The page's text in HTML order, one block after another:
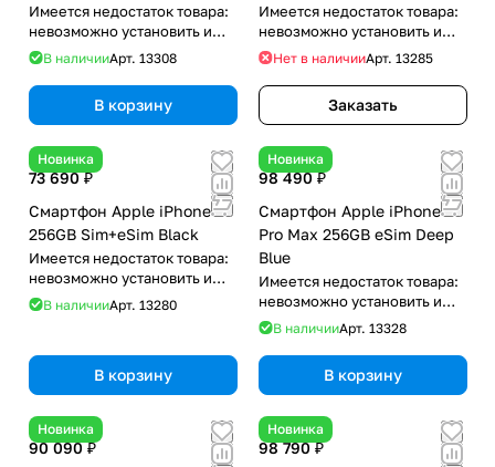
Имеется недостаток товара:
невозможно установить и
использовать RuStore
В наличииАрт. 13308
В корзину
Имеется недостаток товара:
невозможно установить и
использовать RuStore
Нет в наличииАрт. 13285
Заказать
Новинка
73 690 ₽
Смартфон Apple iPhone 17
256GB Sim+eSim Black
Имеется недостаток товара:
невозможно установить и
использовать RuStore
В наличииАрт. 13280
В корзину
Новинка
98 490 ₽
Смартфон Apple iPhone 17
Pro Max 256GB eSim Deep
Blue
Имеется недостаток товара:
невозможно установить и
использовать RuStore
В наличииАрт. 13328
В корзину
Новинка
90 090 ₽
Новинка
98 790 ₽